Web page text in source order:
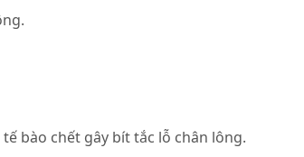
bào chết gây bít tắc lỗ chân lông.